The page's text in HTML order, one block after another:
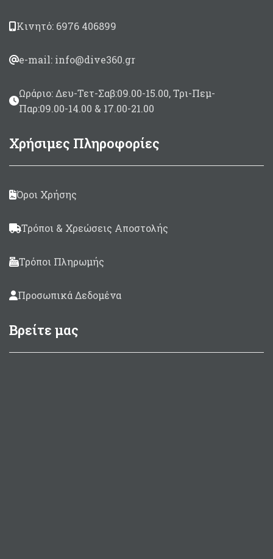
Κινητό: 6976 406899
e-mail: info@dive360.gr
Ωράριο: Δευ-Τετ-Σαβ:09.00-15.00, Τρι-Πεμ-
Παρ:09.00-14.00 & 17.00-21.00
Χρήσιμες Πληροφορίες
Όροι Χρήσης
Τρόποι & Χρεώσεις Αποστολής
Τρόποι Πληρωμής
Προσωπικά Δεδομένα
Βρείτε μας